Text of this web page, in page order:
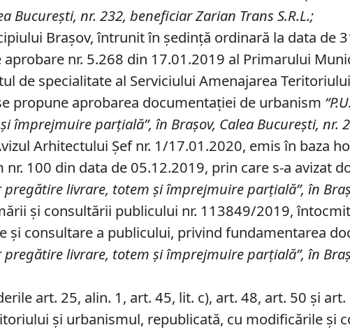
Bucureşti, nr. 232, beneficiar Zarian Trans S.R.L.;
Brașov, întrunit în ședință ordinară la data de
aprobare nr. 5.268 din 17.01.2019 al Primarului
de specialitate al Serviciului Amenajarea
propune aprobarea documentaţiei de urbanism “P.U.
împrejmuire parţială”, în Braşov, Calea Bucureşti, nr.
Arhitectului Şef nr. 1/17.01.2020, emis în baza
100 din data de 05.12.2019, prin care s-a avizat
livrare, totem şi împrejmuire parţială”, în
şi consultării publicului nr. 113849/2019,
şi consultare a publicului, privind fundamentarea
livrare, totem şi împrejmuire parţială”, în
art. 25, alin. 1, art. 45, lit. c), art. 48, art. 50 şi
şi urbanismul, republicată, cu modificările şi